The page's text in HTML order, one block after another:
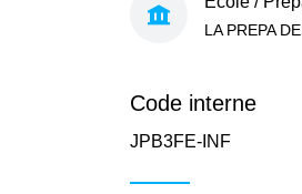
LA PREPA
Code interne
JPB3FE-INF